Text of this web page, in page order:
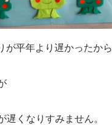
が平年より遅かったから
遅くなりすみません。